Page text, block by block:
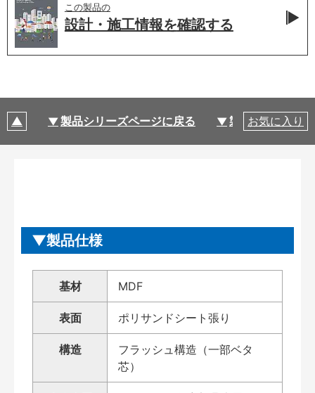
この製品の
設計・施工情報を確認する
製品シリーズページに戻る 製品仕様
お気に入り
製品仕様
基材 MDF
表面 ポリサンドシート張り
構造
フラッシュ構造（一部ベタ
芯）